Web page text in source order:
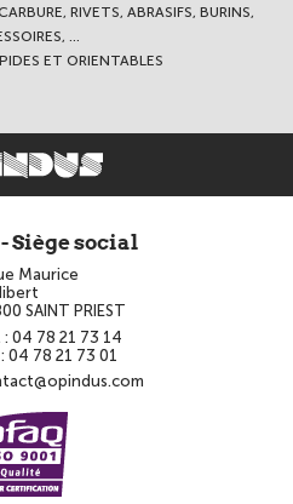
RIVETS, ABRASIFS, BURINS,
...
ET ORIENTABLES
Siège social
Maurice
SAINT PRIEST
: 04 78 21 73 14
04 78 21 73 01